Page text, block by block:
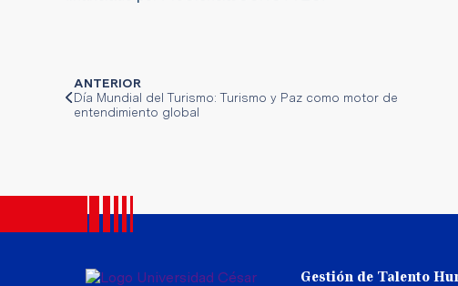
ANTERIOR
Día Mundial del Turismo: Turismo y Paz como motor de
entendimiento global
Gestión de Talento